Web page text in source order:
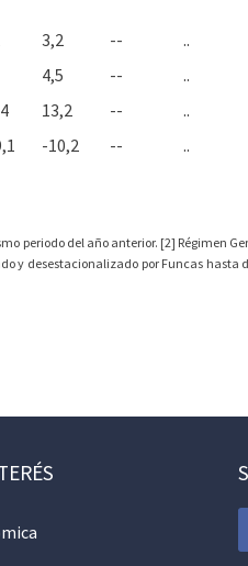
3,2 -- ..
4,5 -- ..
13,2 -- ..
-10,2 -- ..
periodo del año anterior. [2] Régimen
desestacionalizado por Funcas hasta